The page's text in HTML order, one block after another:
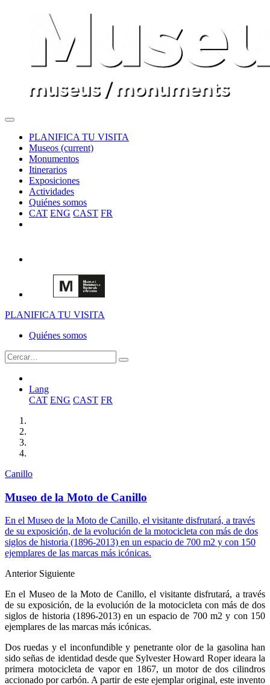
PLANIFICA TU VISITA
Museos (current)
Monumentos
Itinerarios
Exposiciones
Actividades
Quiénes somos
CAT ENG CAST FR
PLANIFICA TU VISITA
Quiénes somos
Lang
CAT ENG CAST FR
Canillo
Museo de la Moto de Canillo
En el Museo de la Moto de Canillo, el visitante disfrutará, a través
de su exposición, de la evolución de la motocicleta con más de dos
siglos de historia (1896-2013) en un espacio de 700 m2 y con 150
ejemplares de las marcas más icónicas.
Anterior Siguiente
En el Museo de la Moto de Canillo, el visitante disfrutará, a través
de su exposición, de la evolución de la motocicleta con más de dos
siglos de historia (1896-2013) en un espacio de 700 m2 y con 150
ejemplares de las marcas más icónicas.
Dos ruedas y el inconfundible y penetrante olor de la gasolina han
sido señas de identidad desde que Sylvester Howard Roper ideara la
primera motocicleta de vapor en 1867, un motor de dos cilindros
accionado por carbón. A partir de este ejemplar original, este invento